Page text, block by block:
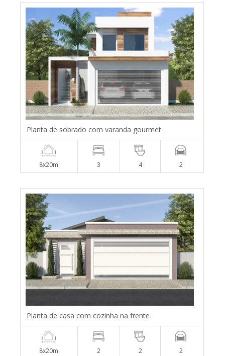
Planta de sobrado com varanda gourmet
8x20m 3 4 2
Planta de casa com cozinha na frente
8x20m 2 2 2